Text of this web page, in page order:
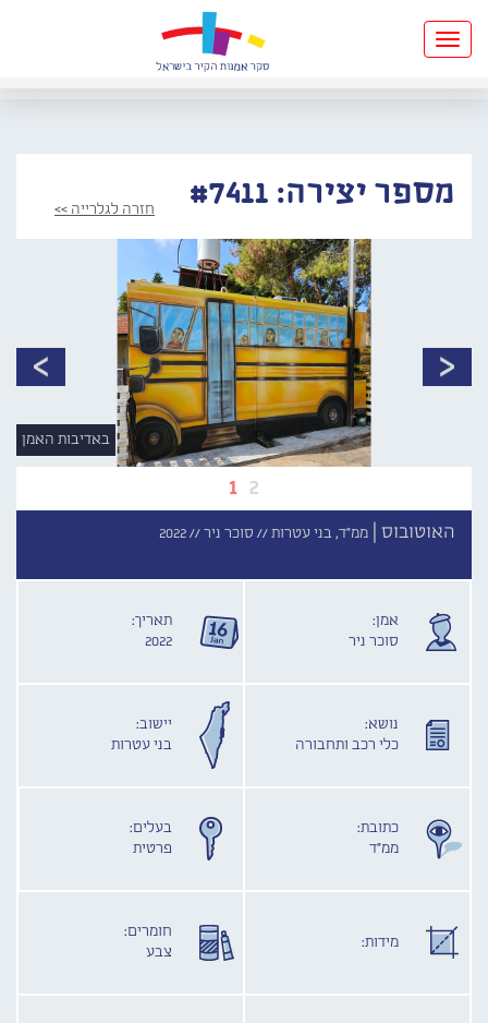
Toggle
navigation
מספר יצירה: #7411 חזרה לגלרייה >>
1 2
באדיבות האמן
האוטובוס | ממ"ד, בני עטרות // סוכר ניר //2022
אמן:
סוכר ניר
תאריך:
2022
נושא:
כלי רכב ותחבורה
יישוב:
בני עטרות
כתובת:
ממ"ד
בעלים:
פרטית
מידות:
חומרים:
צבע